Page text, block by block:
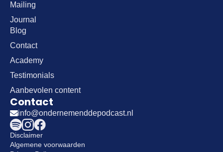
Mailing
Journal
Blog
Contact
Academy
Testimonials
Aanbevolen content
Contact
info@ondernemenddepodcast.nl
Disclaimer
Algemene voorwaarden